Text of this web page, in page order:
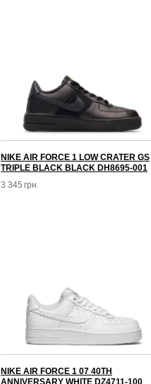
NIKE AIR FORCE 1 LOW CRATER GS
TRIPLE BLACK BLACK DH8695-001
3 345 грн.
NIKE AIR FORCE 1 07 40TH
ANNIVERSARY WHITE DZ4711-100